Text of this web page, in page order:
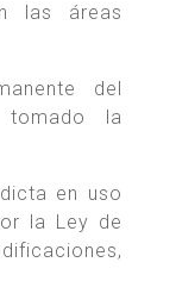
las áreas
del
tomado la
en uso
la Ley de